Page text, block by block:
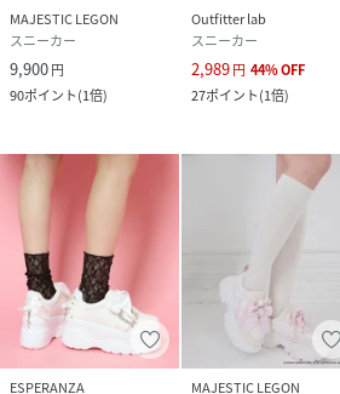
素材 甲革/合成皮革 合成繊
サイズ S、M、L、XL
169011-7300-35-02
MAJESTIC LEGON
スニーカー
9,900円
90ポイント(1倍)
Outfitter lab
スニーカー
2,989円 44%OFF
27ポイント(1倍)
ESPERANZA
MAJESTIC LEGON